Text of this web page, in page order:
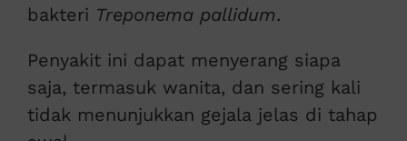
bakteri Treponema pallidum.
Penyakit ini dapat menyerang siapa
saja, termasuk wanita, dan sering kali
tidak menunjukkan gejala jelas di tahap